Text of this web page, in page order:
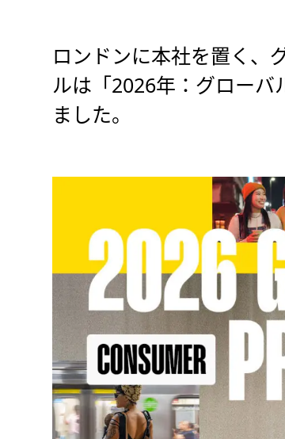
ロンドンに本社を置く、
ルは「2026年：グローバ
ました。